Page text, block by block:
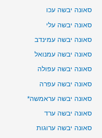
סאונה יבשה עכו
סאונה יבשה עלי
סאונה יבשה עמינדב
סאונה יבשה עמנואל
סאונה יבשה עפולה
סאונה יבשה עפרה
סאונה יבשה עראמשה*
סאונה יבשה ערד
סאונה יבשה ערוגות